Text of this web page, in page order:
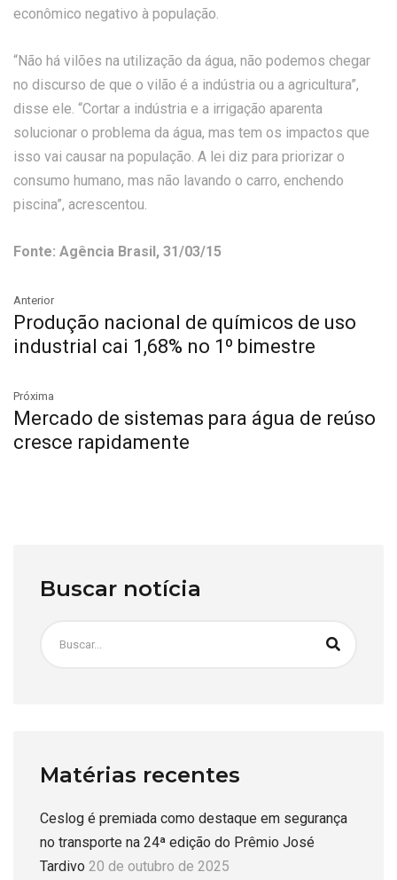
econômico negativo à população.
“Não há vilões na utilização da água, não podemos chegar
no discurso de que o vilão é a indústria ou a agricultura”,
disse ele. “Cortar a indústria e a irrigação aparenta
solucionar o problema da água, mas tem os impactos que
isso vai causar na população. A lei diz para priorizar o
consumo humano, mas não lavando o carro, enchendo
piscina”, acrescentou.
Fonte: Agência Brasil, 31/03/15
Anterior
Produção nacional de químicos de uso
industrial cai 1,68% no 1º bimestre
Próxima
Mercado de sistemas para água de reúso
cresce rapidamente
Buscar notícia
Matérias recentes
Ceslog é premiada como destaque em segurança
no transporte na 24ª edição do Prêmio José
Tardivo 20 de outubro de 2025